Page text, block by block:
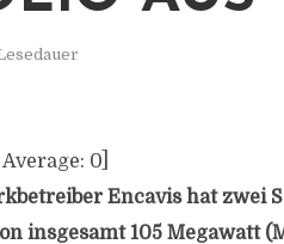
Average: 0
Encavis hat zwei
insgesamt 105 Megawatt